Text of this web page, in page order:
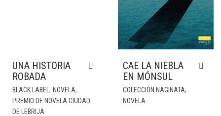
UNA HISTORIA
ROBADA
BLACK LABEL , NOVELA,
PREMIO DE NOVELA CIUDAD
DE LEBRIJA
CAE LA NIEBLA
EN MÓNSUL
COLECCIÓN NAGINATA,
NOVELA